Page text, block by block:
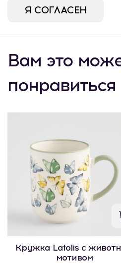
Кишинев, ул.
Михаил Садовяну
Вам это
понравиться
Кружка Latolis с
мотивом
Я СОГЛАСЕН